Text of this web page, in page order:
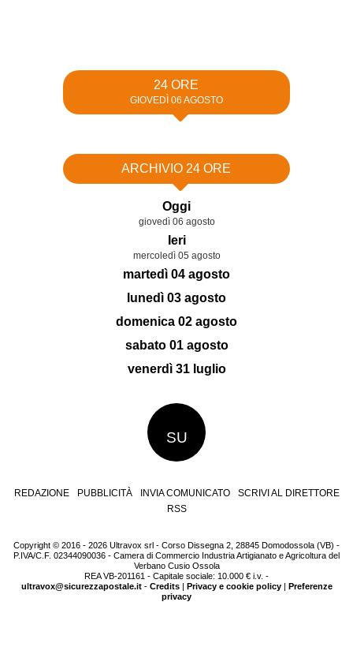
24 ORE
GIOVEDÌ 06 AGOSTO
ARCHIVIO 24 ORE
Oggi
giovedì 06 agosto
Ieri
mercoledì 05 agosto
martedì 04 agosto
lunedì 03 agosto
domenica 02 agosto
sabato 01 agosto
venerdì 31 luglio
SU
REDAZIONE PUBBLICITÀ INVIA COMUNICATO
SCRIVI AL DIRETTORE
RSS
Copyright © 2016 - 2026 Ultravox srl - Corso Dissegna 2, 28845 Domodossola (VB) -
P.IVA/C.F. 02344090036 - Camera di Commercio Industria Artigianato e Agricoltura del
Verbano Cusio Ossola
REA VB-201161 - Capitale sociale: 10.000 € i.v. -
ultravox@sicurezzapostale.it- Credits| Privacy e cookie policy| Preferenze
privacy